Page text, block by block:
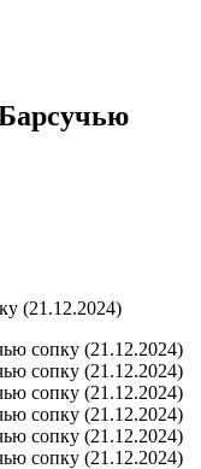
(21.12.2024)